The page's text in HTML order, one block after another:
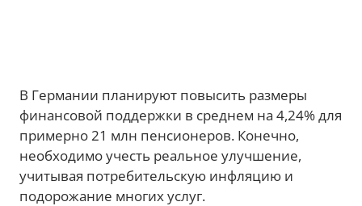
В Германии планируют повысить размеры
финансовой поддержки в среднем на 4,24% для
примерно 21 млн пенсионеров. Конечно,
необходимо учесть реальное улучшение,
учитывая потребительскую инфляцию и
подорожание многих услуг.